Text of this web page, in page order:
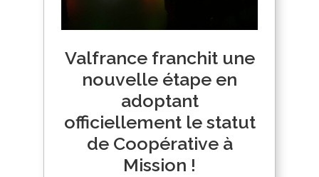
Valfrance franchit une
nouvelle étape en
adoptant
officiellement le statut
de Coopérative à
Mission !